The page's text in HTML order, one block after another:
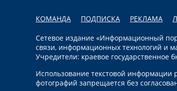
КОМАНДА ПОДПИСКА РЕКЛАМА
Сетевое издание «Информационный
связи, информационных технологий и
Учредители: краевое государственное
Использование текстовой информации
фотографий запрещается без